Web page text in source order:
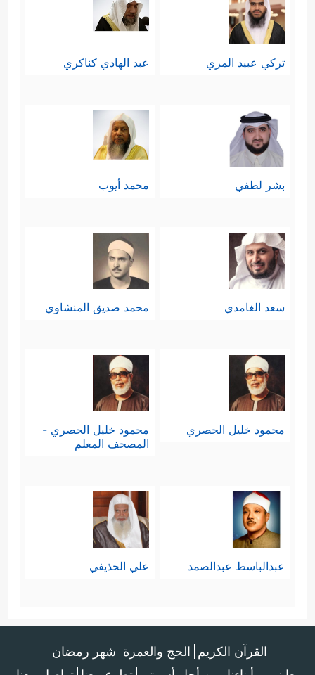
تركي عبيد المري عبد الهادي كناكري
بشر لطفي محمد أيوب
سعد الغامدي محمد صديق المنشاوي
محمود خليل الحصري
محمود خليل الحصري -
المصحف المعلم
عبدالباسط عبدالصمد علي الحذيفي
القرآن الكريم الحج والعمرة شهر رمضان